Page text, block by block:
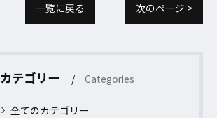
一覧に戻る 次のページ >
カテゴリー Categories
全てのカテゴリー